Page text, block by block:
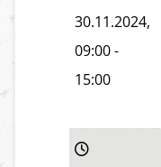
30.11.2024,
09:00-
15:00